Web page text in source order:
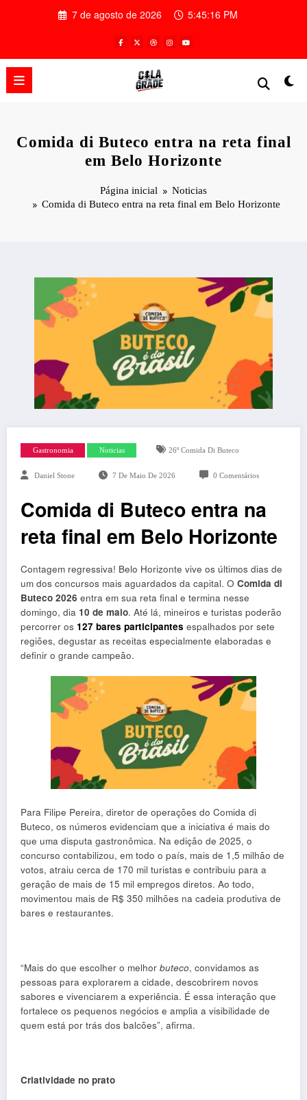
7 de agosto de 2026 5:45:17 PM
Comida di Buteco entra na reta final
em Belo Horizonte
Página inicial
Noticias
Comida di Buteco entra na reta final em Belo Horizonte
Gastronomia Noticias 26º Comida Di Buteco
Daniel Stone 7 De Maio De 2026 0 Comentários
Comida di Buteco entra na
reta final em Belo Horizonte
Contagem regressiva! Belo Horizonte vive os últimos dias de
um dos concursos mais aguardados da capital. O Comida di
Buteco 2026 entra em sua reta final e termina nesse
domingo, dia 10 de maio. Até lá, mineiros e turistas poderão
percorrer os 127 bares participantes espalhados por sete
regiões, degustar as receitas especialmente elaboradas e
definir o grande campeão.
Para Filipe Pereira, diretor de operações do Comida di
Buteco, os números evidenciam que a iniciativa é mais do
que uma disputa gastronômica. Na edição de 2025, o
concurso contabilizou, em todo o país, mais de 1,5 milhão de
votos, atraiu cerca de 170 mil turistas e contribuiu para a
geração de mais de 15 mil empregos diretos. Ao todo,
movimentou mais de R$ 350 milhões na cadeia produtiva de
bares e restaurantes.
“Mais do que escolher o melhor buteco, convidamos as
pessoas para explorarem a cidade, descobrirem novos
sabores e vivenciarem a experiência. É essa interação que
fortalece os pequenos negócios e amplia a visibilidade de
quem está por trás dos balcões”, afirma.
Criatividade no prato